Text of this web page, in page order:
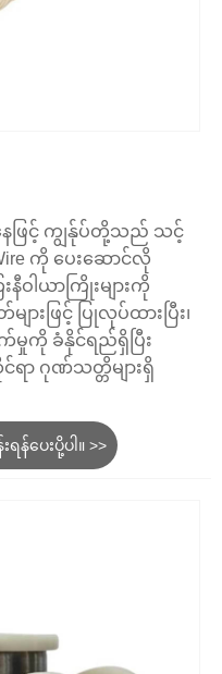
ြင့် ကျွန်ုပ်တို့သည် သင့်
ကို ပေးဆောင်လို
ဝါယာကြိုးများကို
ျားဖြင့် ပြုလုပ်ထားပြီး၊
မှုကို ခံနိုင်ရည်ရှိပြီး
ာ ဂုဏ်သတ္တိများရှိ
ရန်ပေးပို့ပါ။ >>